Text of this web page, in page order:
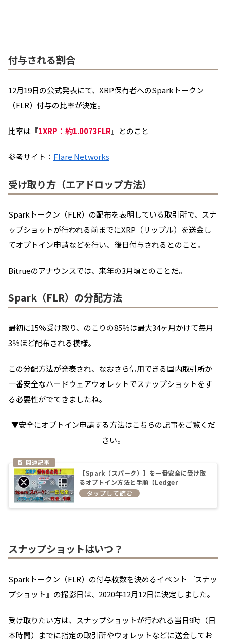
付与される割合
12月19日の公式発表にて、XRP保有者へのSparkトークン
（FLR）付与の比率が決定。
比率は『1XRP：約1.0073FLR』とのこと
参考サイト： Flare Networks
受け取り方（エアドロップ方法）
Sparkトークン（FLR）の配布を表明している取引所で、スナ
ップショットが行われる前までにXRP（リップル）を送金し
てオプトイン申請などを行い、後日付与されるとのこと。
Bitrueのアナウンスでは、来年の3月頃とのことだ。
Spark（FLR）の分配方法
最初に15％受け取り、のこりの85％は最大34ヶ月かけて毎月
3％ほど配布される模様。
この分配方法が発表され、なおさら信用できる国内取引所か
一番安全なハードウェアウォレットでスナップショットをす
る必要性がでてきましたね。
▼安全にオプトイン申請する方法はこちらの記事をご覧くだ
さい。
【Spark（スパーク）】を一番安全に受け取
るオプトイン方法と手順【Ledger
Nano（レジャーナノ）】
スナップショットはいつ？
Sparkトークン（FLR）の付与枚数を決めるイベント『スナッ
プショット』の撮影日は、2020年12月12日に決定しました。
受け取りたい方は、スナップショットが行われる当日9時（日
本時間）までに指定の取引所やウォレットなどに送金してお